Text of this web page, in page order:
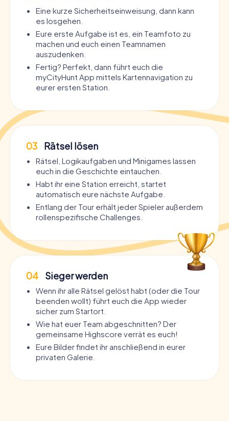
Eine kurze Sicherheitseinweisung, dann kann
es losgehen.
Eure erste Aufgabe ist es, ein Teamfoto zu
machen und euch einen Teamnamen
auszudenken.
Fertig? Perfekt, dann führt euch die
myCityHunt App mittels Kartennavigation zu
eurer ersten Station.
03 Rätsel lösen
Rätsel, Logikaufgaben und Minigames lassen
euch in die Geschichte eintauchen.
Habt ihr eine Station erreicht, startet
automatisch eure nächste Aufgabe.
Entlang der Tour erhält jeder Spieler außerdem
rollenspezifische Challenges.
04 Sieger werden
Wenn ihr alle Rätsel gelöst habt (oder die Tour
beenden wollt) führt euch die App wieder
sicher zum Startort.
Wie hat euer Team abgeschnitten? Der
gemeinsame Highscore verrät es euch!
Eure Bilder findet ihr anschließend in eurer
privaten Galerie.